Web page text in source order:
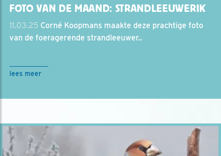
FOTO VAN DE MAAND: STRANDLEEUWERIK
11.03.25 Corné Koopmans maakte deze prachtige foto
van de foeragerende strandleeuwer..
lees meer